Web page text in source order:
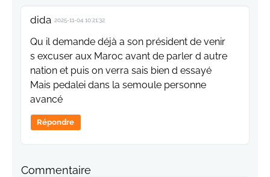
dida 2025-11-04 10:21:32
Qu il demande déjà a son président de venir
s excuser aux Maroc avant de parler d autre
nation et puis on verra sais bien d essayé
Mais pedalei dans la semoule personne
avancé
Répondre
Commentaire